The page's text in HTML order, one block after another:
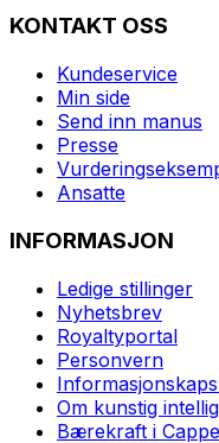
KONTAKT OSS
Kundeservice
Min side
Send inn manus
Presse
Ansatte
INFORMASJON
Ledige stillinger
Nyhetsbrev
Royaltyportal
Personvern
Om kunstig
Bærekraft i